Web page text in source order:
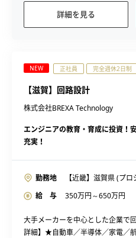
詳細を見る
NEW 正社員 完全週休2日制
【滋賀】回路設計
株式会社BREXA Technology
エンジニアの教育・育成に投資！
充実！
勤務地
【近畿】滋賀県 (プ
給 与
350万円～650万円
大手メーカーを中心とした企業で
詳細】★自動車／半導体／家電／